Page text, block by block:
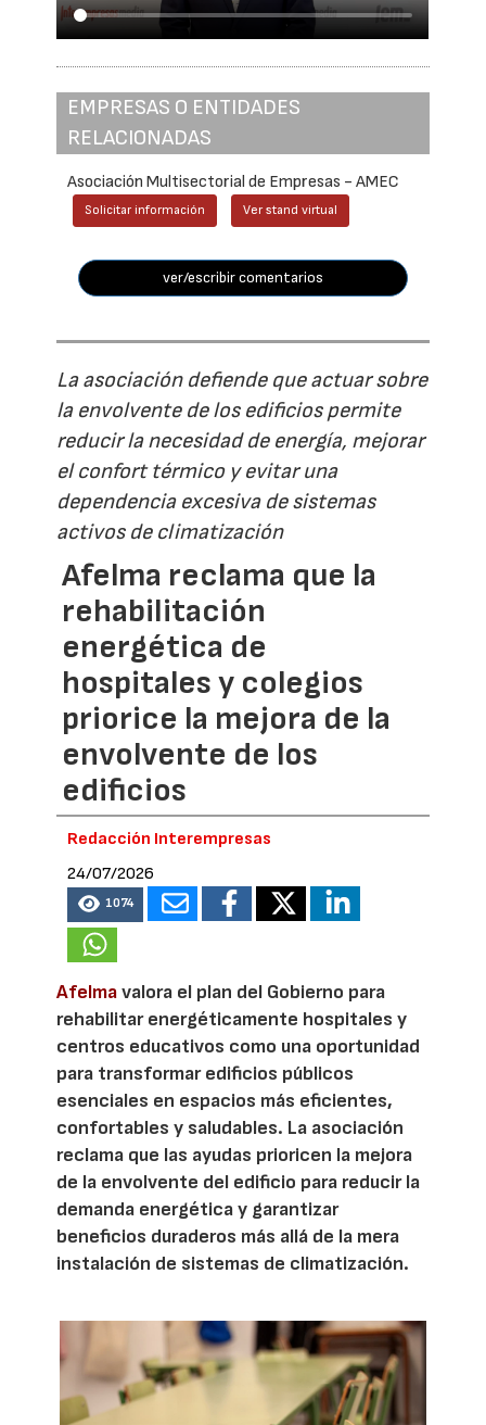
EMPRESAS O ENTIDADES
RELACIONADAS
Asociación Multisectorial de Empresas - AMEC
Solicitar información Ver stand virtual
ver/escribir comentarios
La asociación defiende que actuar sobre
la envolvente de los edificios permite
reducir la necesidad de energía, mejorar
el confort térmico y evitar una
dependencia excesiva de sistemas
activos de climatización
Afelma reclama que la
rehabilitación
energética de
hospitales y colegios
priorice la mejora de la
envolvente de los
edificios
Redacción Interempresas
24/07/2026
1074
Afelmavalora el plan del Gobierno para
rehabilitar energéticamente hospitales y
centros educativos como una oportunidad
para transformar edificios públicos
esenciales en espacios más eficientes,
confortables y saludables. La asociación
reclama que las ayudas prioricen la mejora
de la envolvente del edificio para reducir la
demanda energética y garantizar
beneficios duraderos más allá de la mera
instalación de sistemas de climatización.